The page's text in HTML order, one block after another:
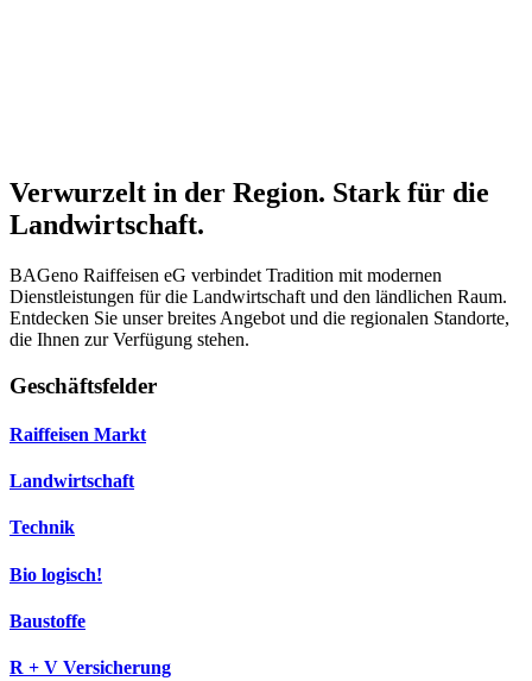
Verwurzelt in der Region. Stark für die
Landwirtschaft.
BAGeno Raiffeisen eG verbindet Tradition mit modernen
Dienstleistungen für die Landwirtschaft und den ländlichen Raum.
Entdecken Sie unser breites Angebot und die regionalen Standorte,
die Ihnen zur Verfügung stehen.
Geschäftsfelder
Raiffeisen Markt
Landwirtschaft
Technik
Bio logisch!
Baustoffe
R + V Versicherung